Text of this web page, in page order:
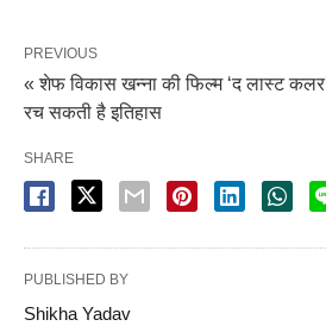
PREVIOUS
« शेफ विकास खन्ना की फिल्म ‘द लास्ट
रच सकती है इतिहास
SHARE
PUBLISHED BY
Shikha Yadav